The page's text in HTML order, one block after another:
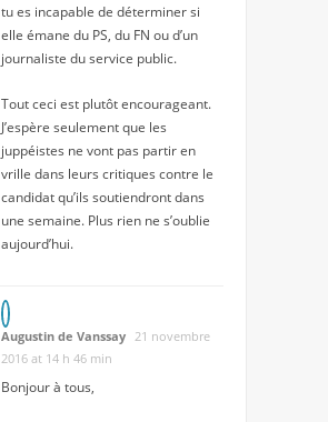
tu es incapable de déterminer si
elle émane du PS, du FN ou d’un
journaliste du service public.
Tout ceci est plutôt encourageant.
J’espère seulement que les
juppéistes ne vont pas partir en
vrille dans leurs critiques contre le
candidat qu’ils soutiendront dans
une semaine. Plus rien ne s’oublie
aujourd’hui.
Augustin de Vanssay 21 novembre
2016 at 14 h 46 min
Bonjour à tous,